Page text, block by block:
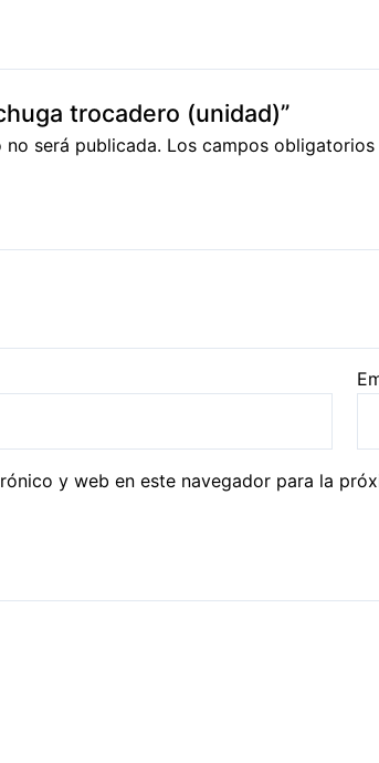
trocadero (unidad)”
será publicada. Los campos
y web en este navegador para la